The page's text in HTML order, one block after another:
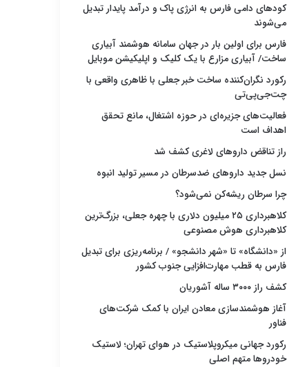
کودهای دامی فارس به انرژی پاک و درآمد پایدار تبدیل
می‌شوند
فارس برای اولین بار در جهان سامانه هوشمند آبیاری
ساخت/ آبیاری مزارع با یک کلیک و اپلیکیشن موبایل
رکورد نگران‌کننده ساخت خبر جعلی با ظاهری واقعی با
چت‌جی‌پی‌تی
فعالیت‌های جزیره‌ای در حوزه اشتغال، مانع تحقق
اهداف است
راز تناقض داروهای لاغری کشف شد
نسل جدید داروهای ضدسرطان در مسیر تولید انبوه
چرا سرطان ریشه‌کن نمی‌شود؟
کلاهبرداری ۲۵ میلیون دلاری با چهره جعلی، بزرگ‌ترین
کلاهبرداری هوش مصنوعی
از «دانشگاه» تا «شهر دانشجو» / برنامه‌ریزی برای تبدیل
فارس به قطب مهارت‌افزایی جنوب کشور
کشف راز ۳۰۰۰ ساله آشوریان
آغاز هوشمندسازی معادن ایران با کمک شرکت‌های
فناور
رکورد جهانی میکروپلاستیک در هوای تهران؛ لاستیک
خودروها متهم اصلی